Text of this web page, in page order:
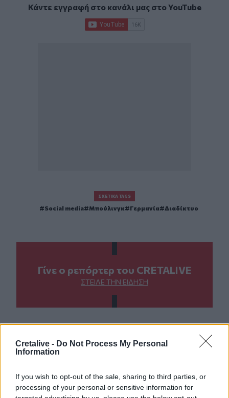
Cretalive - Do Not Process My Personal
Information
If you wish to opt-out of the sale, sharing to third parties, or
processing of your personal or sensitive information for
Κάντε εγγραφή στο κανάλι μας στοYouTube
ΣΧΕΤΙΚΆ TAGS
Social media Μπούλινγκ Γερμανία Διαδίκτυο
Γίνε ο ρεπόρτερ του CRETALIVE
ΣΤΕΊΛΕ ΤΗΝ ΕΊΔΗΣΗ
Ροή ειδήσεων Δημοφιλή
Via Pastarella: Η καρμπονάρα που κλέβει την παράσταση
(βίντεο)